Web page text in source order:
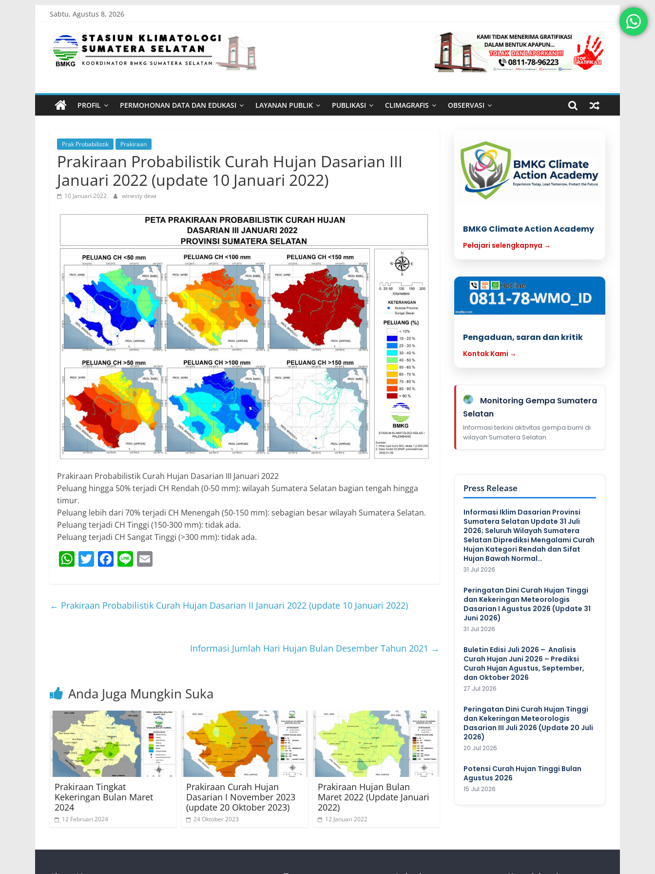
content
Sabtu, Agustus 8, 2026
Stasiun
Klimatologi
Sumatera
Selatan
Koordinator
BMKG
Sumatera
Selatan
PROFIL PERMOHONAN DATA DAN EDUKASI LAYANAN PUBLIK PUBLIKASI CLIMAGRAFIS OBSERVASI
Prak Probabilistik Prakiraan
Prakiraan Probabilistik Curah Hujan Dasarian III
Januari 2022 (update 10 Januari 2022)
10 Januari 2022 winesty dewi
Prakiraan Probabilistik Curah Hujan Dasarian III Januari 2022
Peluang hingga 50% terjadi CH Rendah (0-50 mm): wilayah Sumatera Selatan bagian tengah hingga
timur.
Peluang lebih dari 70% terjadi CH Menengah (50-150 mm): sebagian besar wilayah Sumatera Selatan.
Peluang terjadi CH Tinggi (150-300 mm): tidak ada.
Peluang terjadi CH Sangat Tinggi (>300 mm): tidak ada.
W
s
T
er
F
e
Li
l
← Prakiraan Probabilistik Curah Hujan Dasarian II Januari 2022 (update 10 Januari 2022)
Informasi Jumlah Hari Hujan Bulan Desember Tahun 2021 →
Anda Juga Mungkin Suka
Prakiraan Tingkat
Kekeringan Bulan Maret
2024
12 Februari 2024
Prakiraan Curah Hujan
Dasarian I November 2023
(update 20 Oktober 2023)
24 Oktober 2023
Prakiraan Hujan Bulan
Maret 2022 (Update Januari
2022)
12 Januari 2022
BMKG Climate Action Academy
Pelajari selengkapnya →
Pengaduan, saran dan kritik
Kontak Kami →
Monitoring Gempa Sumatera
Selatan
Informasi terkini aktivitas gempa bumi di
wilayah Sumatera Selatan.
Press Release
Informasi Iklim Dasarian Provinsi
Sumatera Selatan Update 31 Juli
2026; Seluruh Wilayah Sumatera
Selatan Diprediksi Mengalami Curah
Hujan Kategori Rendah dan Sifat
Hujan Bawah Normal…
31 Jul 2026
Peringatan Dini Curah Hujan Tinggi
dan Kekeringan Meteorologis
Dasarian I Agustus 2026 (Update 31
Juni 2026)
31 Jul 2026
Buletin Edisi Juli 2026 – Analisis
Curah Hujan Juni 2026 – Prediksi
Curah Hujan Agustus, September,
dan Oktober 2026
27 Jul 2026
Peringatan Dini Curah Hujan Tinggi
dan Kekeringan Meteorologis
Dasarian III Juli 2026 (Update 20 Juli
2026)
20 Jul 2026
Potensi Curah Hujan Tinggi Bulan
Agustus 2026
15 Jul 2026